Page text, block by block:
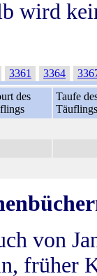
wird
3361 3364
des
Taufe
Täuflings
von
früher